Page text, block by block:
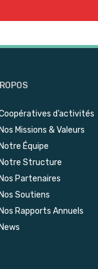
d’activités
Missions & Valeurs
Équipe
Structure
Partenaires
Soutiens
Rapports Annuels